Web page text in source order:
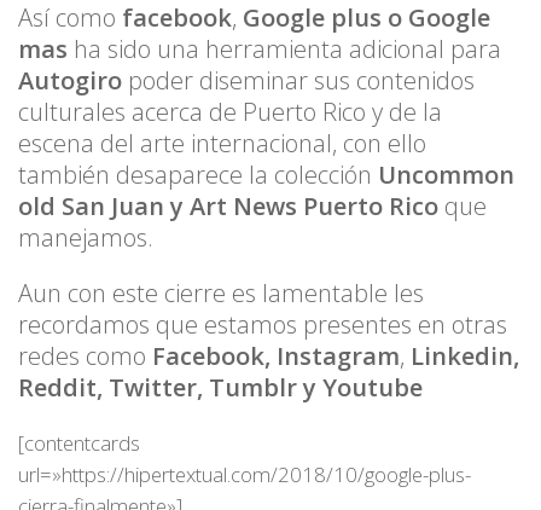
Así como facebook, Google plus o Google
mas ha sido una herramienta adicional para
Autogiro poder diseminar sus contenidos
culturales acerca de Puerto Rico y de la
escena del arte internacional, con ello
también desaparece la colección Uncommon
old San Juan y Art News Puerto Rico que
manejamos.
Aun con este cierre es lamentable les
recordamos que estamos presentes en otras
redes como Facebook, Instagram, Linkedin,
Reddit, Twitter, Tumblr y Youtube
[contentcards
url=»https://hipertextual.com/2018/10/google-plus-